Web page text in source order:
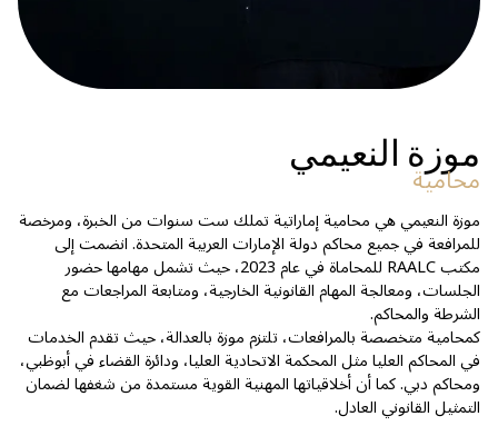
موزة النعيمي
محامية
موزة النعيمي هي محامية إماراتية تملك ست سنوات من الخبرة، ومرخصة
للمرافعة في جميع محاكم دولة الإمارات العربية المتحدة. انضمت إلى
مكتب RAALC للمحاماة في عام 2023، حيث تشمل مهامها حضور
الجلسات، ومعالجة المهام القانونية الخارجية، ومتابعة المراجعات مع
الشرطة والمحاكم.
كمحامية متخصصة بالمرافعات، تلتزم موزة بالعدالة، حيث تقدم الخدمات
في المحاكم العليا مثل المحكمة الاتحادية العليا، ودائرة القضاء في أبوظبي،
ومحاكم دبي. كما أن أخلاقياتها المهنية القوية مستمدة من شغفها لضمان
التمثيل القانوني العادل.